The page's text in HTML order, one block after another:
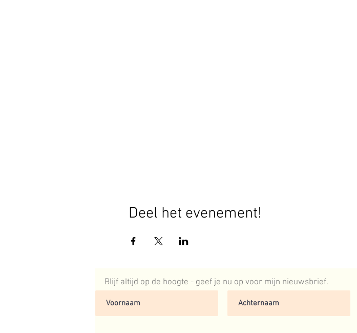
Deel het evenement!
Blijf altijd op de hoogte - geef je nu op voor mijn nieuwsbrief.